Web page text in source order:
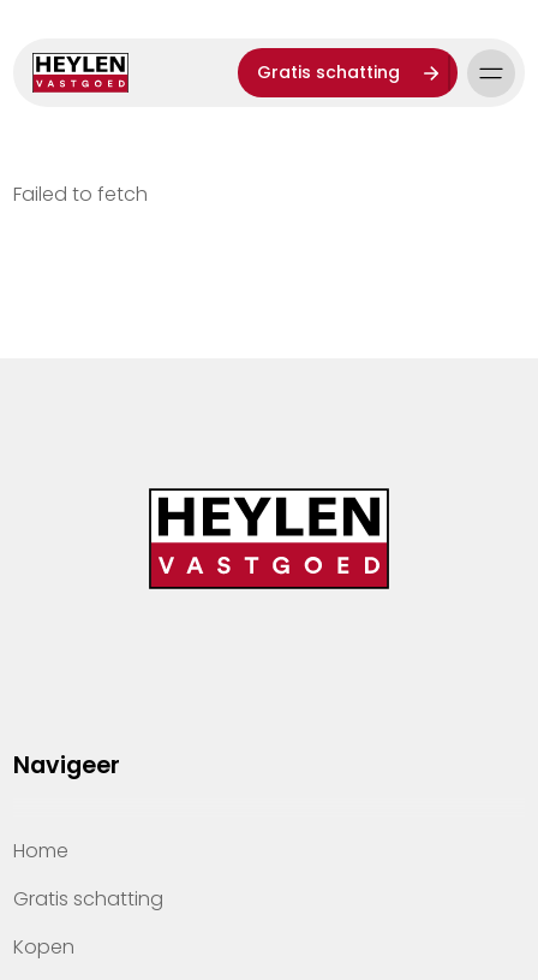
Gratis schatting
Failed to fetch
Navigeer
Home
Gratis schatting
Kopen